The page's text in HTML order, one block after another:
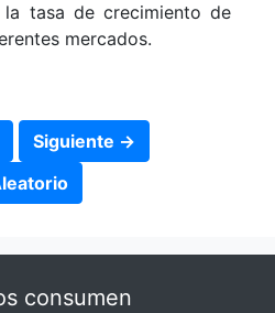
la tasa de crecimiento de
mercados.
Siguiente →
consumen